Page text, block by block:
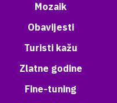
Mozaik
Obavijesti
Turisti kažu
Zlatne godine
Fine-tuning